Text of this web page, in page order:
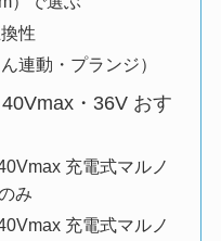
性
連動・プランジ）
・36V おす
充電式マルノ
み
充電式マルノ